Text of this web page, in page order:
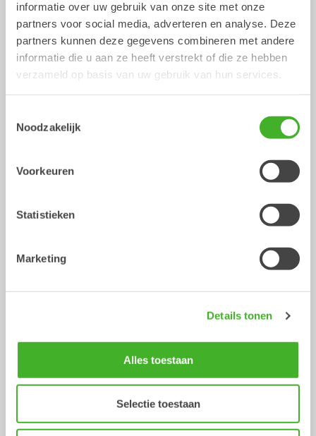
informatie over uw gebruik van onze site met onze
partners voor social media, adverteren en analyse. Deze
partners kunnen deze gegevens combineren met andere
informatie die u aan ze heeft verstrekt of die ze hebben
verzameld op basis van uw gebruik van hun services.
Noodzakelijk
Voorkeuren
Statistieken
Marketing
Details tonen
Alles toestaan
Selectie toestaan
Hydraulische uitrustingsstukken Hydraulische uitrustingsstukken
2-26 ton
Multigrijpers